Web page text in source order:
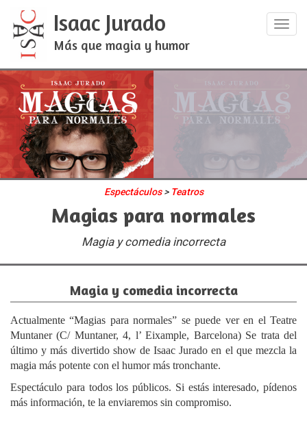
Isaac Jurado
Más que magia y humor
Espectáculos> Teatros
Magias para normales
Magia y comedia incorrecta
Magia y comedia incorrecta
Actualmente “Magias para normales” se puede ver en el Teatre
Muntaner (C/ Muntaner, 4, l’ Eixample, Barcelona) Se trata del
último y más divertido show de Isaac Jurado en el que mezcla la
magia más potente con el humor más tronchante.
Espectáculo para todos los públicos. Si estás interesado, pídenos
más información, te la enviaremos sin compromiso.